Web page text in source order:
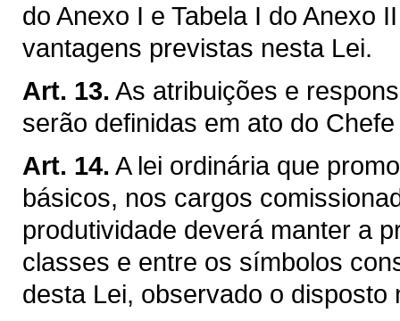
do Anexo I e Tabela I do Anexo
vantagens previstas nesta Lei.
Art. 13. As atribuições e
serão definidas em ato do
Art. 14. A lei ordinária que
básicos, nos cargos
produtividade deverá manter a
classes e entre os símbolos
desta Lei, observado o disposto